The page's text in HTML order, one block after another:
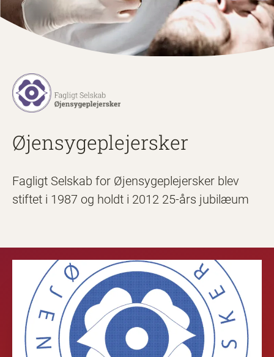
Øjensygeplejersker
Fagligt Selskab for Øjensygeplejersker blev
stiftet i 1987 og holdt i 2012 25-års jubilæum